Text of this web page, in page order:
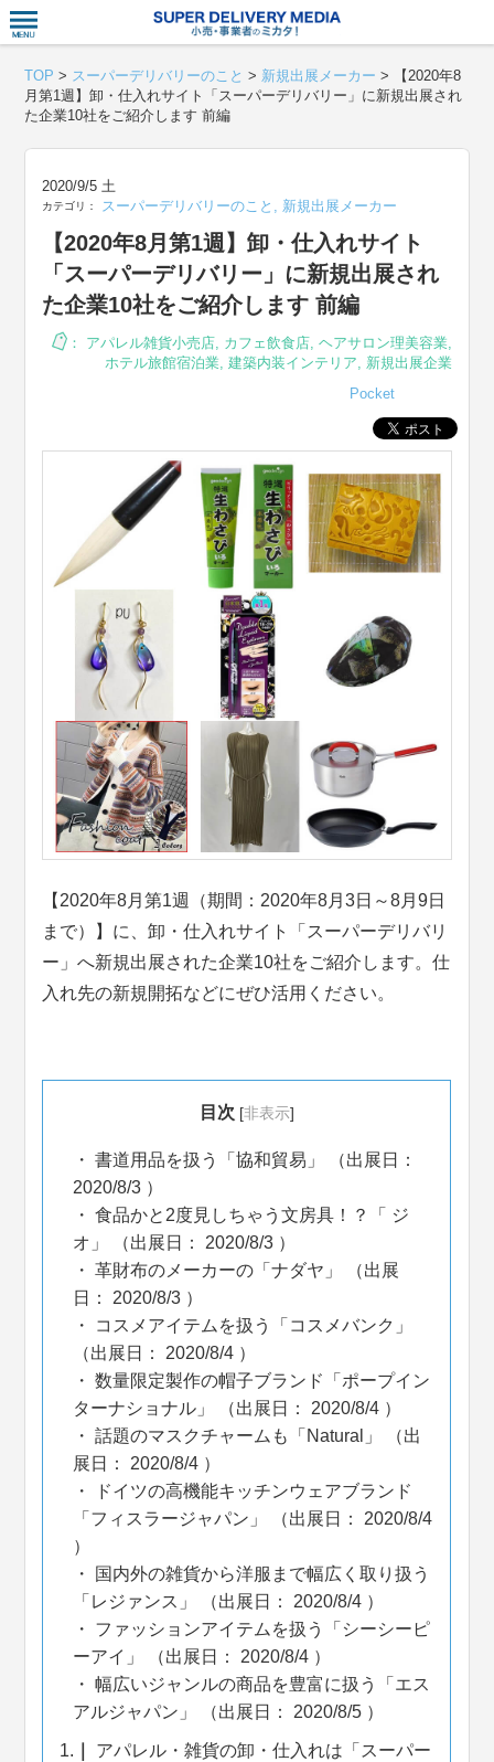
TOP > スーパーデリバリーのこと > 新規出展メーカー >
【2020年8
月第1週】卸・仕入れサイト「スーパーデリバリー」に新規出展され
た企業10社をご紹介します 前編
2020/9/5 土
カテゴリ： スーパーデリバリーのこと , 新規出展メーカー
【2020年8月第1週】卸・仕入れサイト
「スーパーデリバリー」に新規出展され
た企業10社をご紹介します 前編
： アパレル雑貨小売店, カフェ飲食店, ヘアサロン理美容業,
ホテル旅館宿泊業, 建築内装インテリア, 新規出展企業
Pocket
【2020年8月第1週（期間：2020年8月3日～8月9日
まで）】に、卸・仕入れサイト「スーパーデリバリ
ー」へ新規出展された企業10社をご紹介します。仕
入れ先の新規開拓などにぜひ活用ください。
目次 [非表示]
書道用品を扱う「協和貿易」 （出展日：
2020/8/3 ）
食品かと2度見しちゃう文房具！？「 ジ
オ」 （出展日： 2020/8/3 ）
革財布のメーカーの「ナダヤ」 （出展
日： 2020/8/3 ）
コスメアイテムを扱う「コスメバンク」
（出展日： 2020/8/4 ）
数量限定製作の帽子ブランド「ポープイン
ターナショナル」 （出展日： 2020/8/4 ）
話題のマスクチャームも「Natural」 （出
展日： 2020/8/4 ）
ドイツの高機能キッチンウェアブランド
「フィスラージャパン」 （出展日： 2020/8/4
）
国内外の雑貨から洋服まで幅広く取り扱う
「レジァンス」 （出展日： 2020/8/4 ）
ファッションアイテムを扱う「シーシーピ
ーアイ」 （出展日： 2020/8/4 ）
幅広いジャンルの商品を豊富に扱う「エス
アルジャパン」 （出展日： 2020/8/5 ）
1.
アパレル・雑貨の卸・仕入れは「スーパー